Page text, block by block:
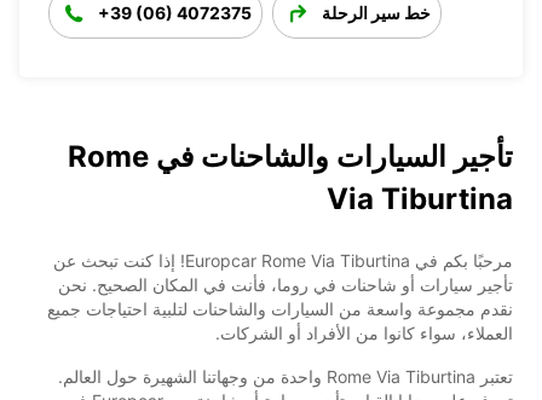
+39 (06) 4072375 خط سير الرحلة
تأجير السيارات والشاحنات في Rome
Via Tiburtina
مرحبًا بكم في Europcar Rome Via Tiburtina! إذا كنت تبحث عن
تأجير سيارات أو شاحنات في روما، فأنت في المكان الصحيح. نحن
نقدم مجموعة واسعة من السيارات والشاحنات لتلبية احتياجات جميع
العملاء، سواء كانوا من الأفراد أو الشركات.
تعتبر Rome Via Tiburtina واحدة من وجهاتنا الشهيرة حول العالم.